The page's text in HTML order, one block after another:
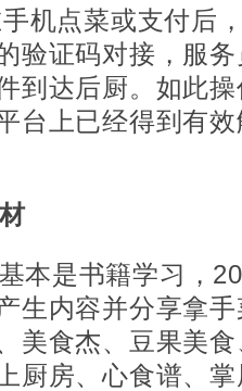
机点菜或支付后
验证码对接，服
到达后厨。如此
台上已经得到有
本是书籍学习，
生内容并分享拿
美食杰、豆果美
厨房、心食谱、